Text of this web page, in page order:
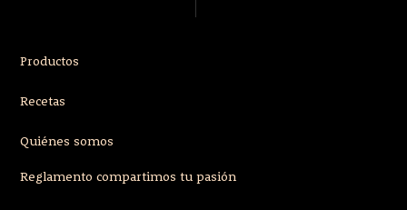
Productos
Recetas
Quiénes somos
Reglamento compartimos tu pasión